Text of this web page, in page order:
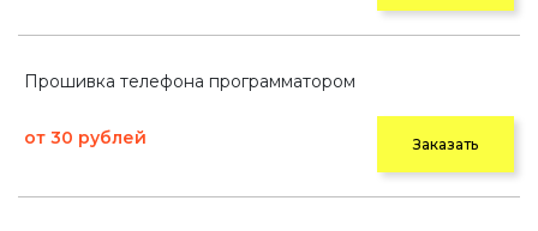
Прошивка телефона программатором
от 30 рублей Заказать